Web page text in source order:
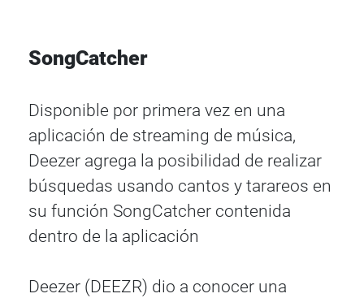
SongCatcher
Disponible por primera vez en una
aplicación de streaming de música,
Deezer agrega la posibilidad de realizar
búsquedas usando cantos y tarareos en
su función SongCatcher contenida
dentro de la aplicación
Deezer (DEEZR) dio a conocer una